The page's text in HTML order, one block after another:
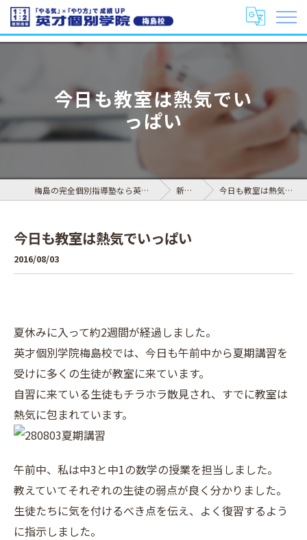
今日も教室は熱気でい
っぱい
梅島の完全個別指導塾なら英才個別学院 梅島校 新着情報 今日も教室は熱気でいっぱい
今日も教室は熱気でいっぱい
2016/08/03
夏休みに入って約2週間が経過しました。
英才個別学院梅島校では、今日も午前中から夏期講習を
受けに多くの生徒が教室に来ています。
自習に来ている生徒もチラホラ散見され、すでに教室は
熱気に包まれています。
午前中、私は中3と中1の数学の授業を担当しました。
教えていてそれぞれの生徒の弱点が良く分かりました。
生徒たちに気を付けるべき点を伝え、よく復習するよう
に指示しました。